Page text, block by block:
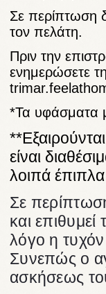
Σε περίπτωση
τον πελάτη.
Πριν την
ενημερώσετε
*Τα υφάσματα
είναι
λοιπά
Σε
και
λόγο η
Συνεπώς ο
ασκήσεως